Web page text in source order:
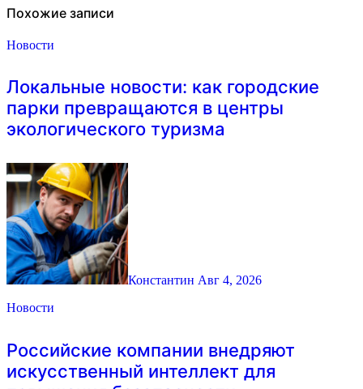
Похожие записи
Новости
Локальные новости: как городские
парки превращаются в центры
экологического туризма
Константин Авг 4, 2026
Новости
Российские компании внедряют
искусственный интеллект для